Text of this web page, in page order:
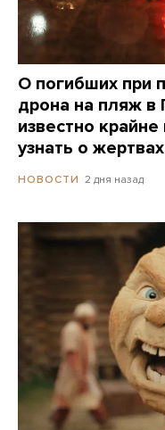
О погибших при
дрона на пляж
известно
узнать о
НОВОСТИ 2 дня назад